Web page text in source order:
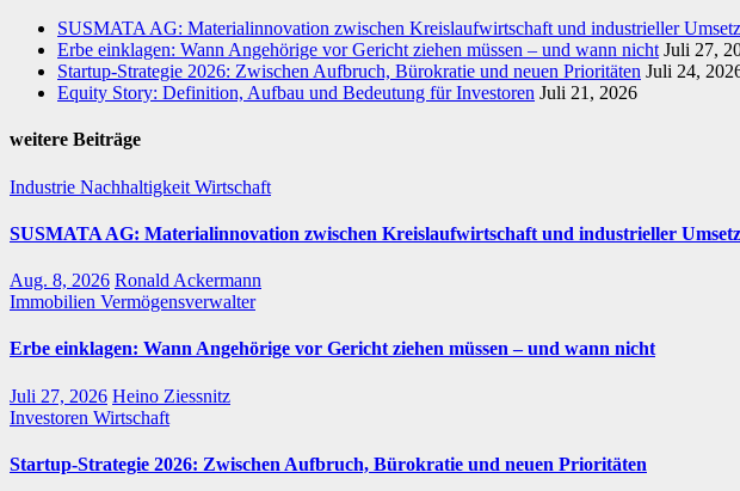
SUSMATA AG: Materialinnovation zwischen Kreislaufwirtschaft und industrieller
Erbe einklagen: Wann Angehörige vor Gericht ziehen müssen – und wann nicht Juli 27,
Startup-Strategie 2026: Zwischen Aufbruch, Bürokratie und neuen Prioritäten Juli 24,
Equity Story: Definition, Aufbau und Bedeutung für Investoren Juli 21, 2026
weitere Beiträge
Industrie Nachhaltigkeit Wirtschaft
SUSMATA AG: Materialinnovation zwischen Kreislaufwirtschaft und industrieller
Aug. 8, 2026 Ronald Ackermann
Immobilien Vermögensverwalter
Erbe einklagen: Wann Angehörige vor Gericht ziehen müssen – und wann nicht
Juli 27, 2026 Heino Ziessnitz
Investoren Wirtschaft
Startup-Strategie 2026: Zwischen Aufbruch, Bürokratie und neuen Prioritäten